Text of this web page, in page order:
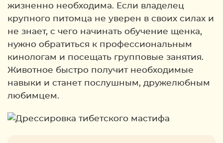
жизненно необходима. Если владелец
крупного питомца не уверен в своих силах и
не знает, с чего начинать обучение щенка,
нужно обратиться к профессиональным
кинологам и посещать групповые занятия.
Животное быстро получит необходимые
навыки и станет послушным, дружелюбным
любимцем.